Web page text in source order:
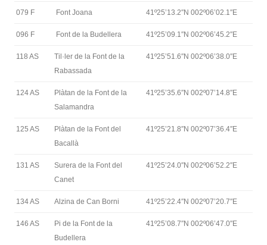
079 F Font Joana 41º25’13.2″N 002º06’02.1″E
096 F Font de la Budellera 41º25’09.1″N 002º06’45.2″E
118 AS
Til·ler de la Font de la
Rabassada
41º25’51.6″N 002º06’38.0″E
124 AS
Plàtan de la Font de la
Salamandra
41º25’35.6″N 002º07’14.8″E
125 AS
Plàtan de la Font del
Bacallà
41º25’21.8″N 002º07’36.4″E
131 AS
Surera de la Font del
Canet
41º25’24.0″N 002º06’52.2″E
134 AS Alzina de Can Borni 41º25’22.4″N 002º07’20.7″E
146 AS
Pi de la Font de la
Budellera
41º25’08.7″N 002º06’47.0″E